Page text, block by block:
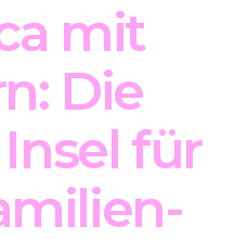
mit
Die
für